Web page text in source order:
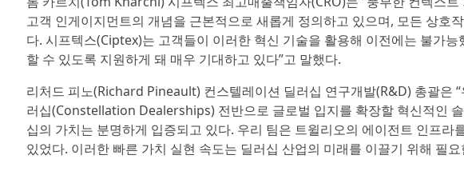
고객 인게이지먼트의 개념을 근본적으로 새롭게 정의하고 있으며, 모든 상호
다. 시프텍스(Ciptex)는 고객들이 이러한 혁신 기술을 활용해 이전에는 불가
할 수 있도록 지원하게 돼 매우 기대하고 있다”고 말했다.
리처드 피노(Richard Pineault) 컨스텔레이션 딜러십 연구개발(R&D) 총괄은
러십(Constellation Dealerships) 전반으로 글로벌 입지를 확장할 혁신적인
십의 가치는 분명하게 입증되고 있다. 우리 팀은 트윌리오의 에이전트 인프
있었다. 이러한 빠른 가치 실현 속도는 딜러십 산업의 미래를 이끌기 위해 필